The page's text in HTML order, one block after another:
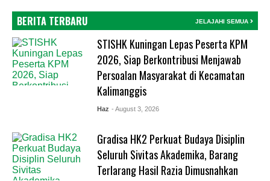
BERITA TERBARU JELAJAHI SEMUA
STISHK Kuningan Lepas Peserta KPM
2026, Siap Berkontribusi Menjawab
Persoalan Masyarakat di Kecamatan
Kalimanggis
Haz - August 3, 2026
Gradisa HK2 Perkuat Budaya Disiplin
Seluruh Sivitas Akademika, Barang
Terlarang Hasil Razia Dimusnahkan